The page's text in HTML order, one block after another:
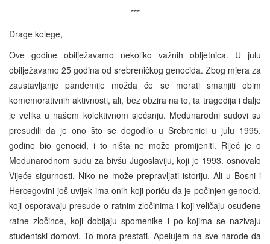
***
Drage kolege,
Ove godine obilježavamo nekoliko važnih obljetnica. U julu
obilježavamo 25 godina od srebreničkog genocida. Zbog mjera za
zaustavljanje pandemije možda će se morati smanjiti obim
komemorativnih aktivnosti, ali, bez obzira na to, ta tragedija i dalje
je velika u našem kolektivnom sjećanju. Međunarodni sudovi su
presudili da je ono što se dogodilo u Srebrenici u julu 1995.
godine bio genocid, i to ništa ne može promijeniti. Riječ je o
Međunarodnom sudu za bivšu Jugoslaviju, koji je 1993. osnovalo
Vijeće sigurnosti. Niko ne može prepravljati istoriju. Ali u Bosni i
Hercegovini još uvijek ima onih koji poriču da je počinjen genocid,
koji osporavaju presude o ratnim zločinima i koji veličaju osuđene
ratne zločince, koji dobijaju spomenike i po kojima se nazivaju
studentski domovi. To mora prestati. Apelujem na sve narode da